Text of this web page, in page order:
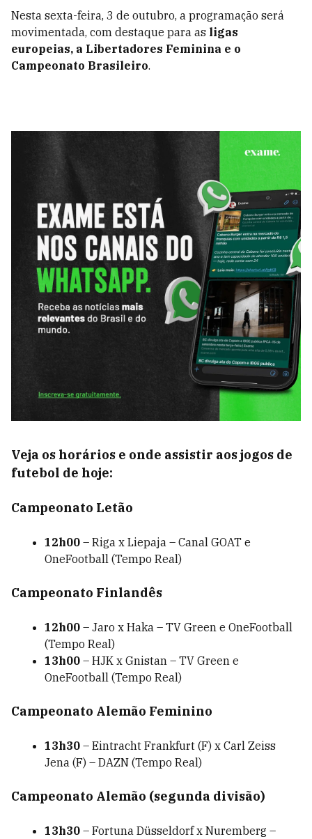
Nesta sexta-feira, 3 de outubro, a programação será
movimentada, com destaque para as ligas
europeias, a Libertadores Feminina e o
Campeonato Brasileiro.
Veja os horários e onde assistir aos jogos de
futebol de hoje:
Campeonato Letão
12h00 – Riga x Liepaja – Canal GOAT e
OneFootball (Tempo Real)
Campeonato Finlandês
12h00 – Jaro x Haka – TV Green e OneFootball
(Tempo Real)
13h00 – HJK x Gnistan – TV Green e
OneFootball (Tempo Real)
Campeonato Alemão Feminino
13h30 – Eintracht Frankfurt (F) x Carl Zeiss
Jena (F) – DAZN (Tempo Real)
Campeonato Alemão (segunda divisão)
13h30 – Fortuna Düsseldorf x Nuremberg –